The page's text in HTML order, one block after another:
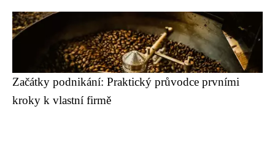
Začátky podnikání: Praktický průvodce prvními
kroky k vlastní firmě